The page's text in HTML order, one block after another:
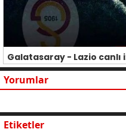
Galatasaray - Lazio canlı
Yorumlar
Etiketler